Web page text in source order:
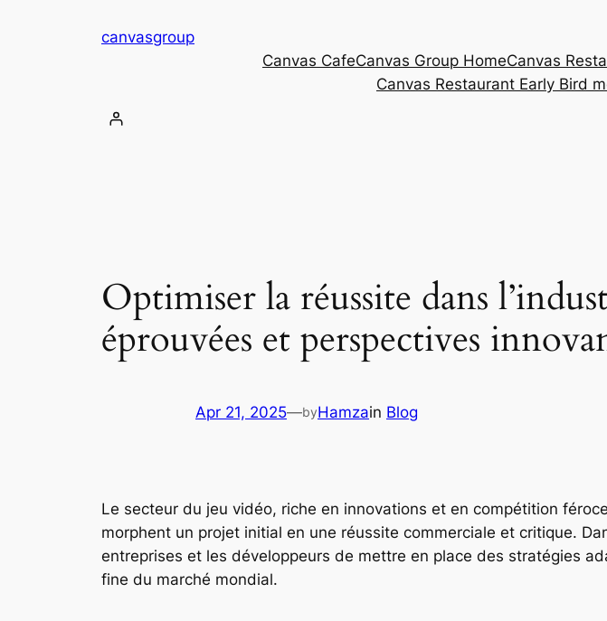
canvasgroup
Canvas CafeCanvas Group HomeCanvas
Canvas Restaurant Early Bird
Optimiser la réussite dans
éprouvées et perspectives
Apr 21, 2025—byHamzain Blog
Le secteur du jeu vidéo, riche en innovations et en compétition
morphent un projet initial en une réussite commerciale et critique.
entreprises et les développeurs de mettre en place des stratégies
fine du marché mondial.